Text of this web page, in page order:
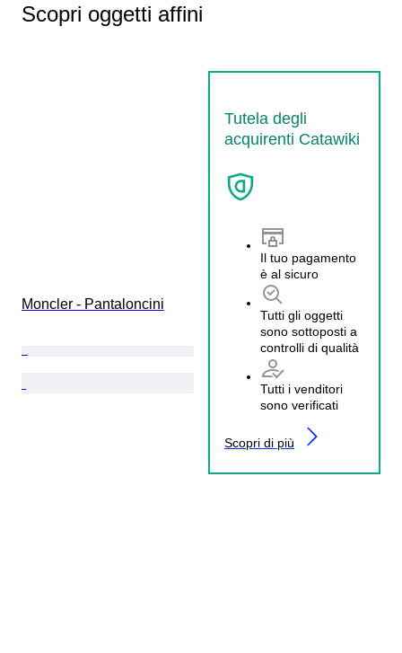
Scopri oggetti affini
Tutela degli
acquirenti Catawiki
Il tuo pagamento
è al sicuro
Tutti gli oggetti
sono sottoposti a
controlli di qualità
Tutti i venditori
sono verificati
Scopri di più
Moncler - Pantaloncini